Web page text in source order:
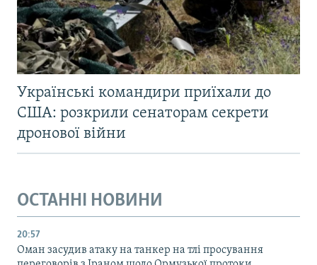
Українські командири приїхали до
США: розкрили сенаторам секрети
дронової війни
ОСТАННІ НОВИНИ
20:57
Оман засудив атаку на танкер на тлі просування